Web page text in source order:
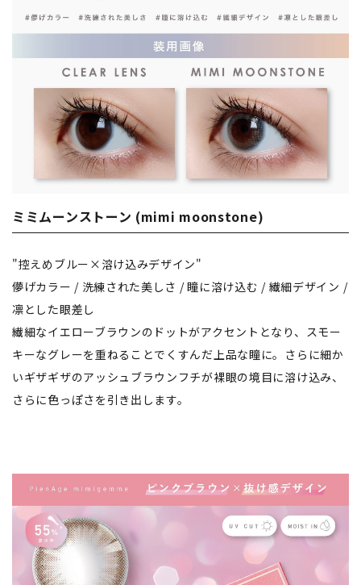
ミミムーンストーン (mimi moonstone)
"控えめブルー×溶け込みデザイン"
儚げカラー / 洗練された美しさ / 瞳に溶け込む / 繊細デザイン /
凛とした眼差し
繊細なイエローブラウンのドットがアクセントとなり、スモー
キーなグレーを重ねることでくすんだ上品な瞳に。さらに細か
いギザギザのアッシュブラウンフチが裸眼の境目に溶け込み、
さらに色っぽさを引き出します。